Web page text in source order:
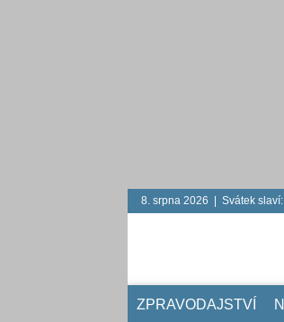
8. srpna 2026 | Svátek slaví:
ZPRAVODAJSTVÍ